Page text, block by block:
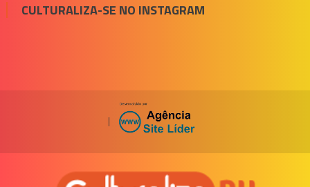
CULTURALIZA-SE NO INSTAGRAM
|